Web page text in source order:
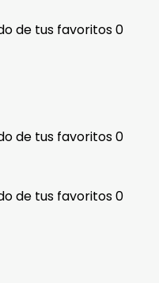
de tus favoritos0
de tus favoritos0
de tus favoritos0